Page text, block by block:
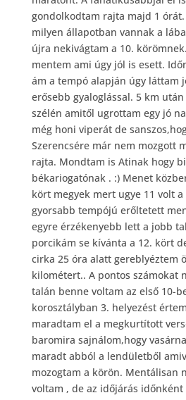
gondolkodtam rajta majd 1
milyen állapotban vannak a
újra nekivágtam a 10.
mentem ami úgy jól is esett.
ám a tempó alapján úgy láttam
erősebb gyaloglással. 5 km
szélén amitől ugrottam egy jó
még honi viperát de
Szerencsére már nem mozgott
rajta. Mondtam is Atinak hogy
békariogatónak . :)Menet
kört megyek mert ugye 11 volt
gyorsabb tempójú erőltetett
egyre érzékenyebb lett a jobb
porcikám se kívánta a 12. kört
cirka 25 óra alatt gereblyéztem
kilométert.. A pontos számokat
talán benne voltam az első 10-
korosztályban 3. helyezést
maradtam el a megkurtított
baromira sajnálom,hogy
maradt abból a lendületből
mozogtam a körön. Mentálisan
voltam , de az időjárás időnként